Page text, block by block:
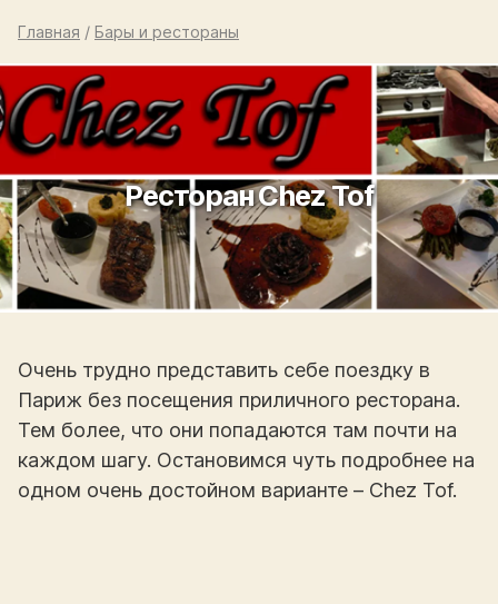
Главная / Бары и рестораны
Ресторан Chez Tof
Очень трудно представить себе поездку в
Париж без посещения приличного ресторана.
Тем более, что они попадаются там почти на
каждом шагу. Остановимся чуть подробнее на
одном очень достойном варианте – Chez Tof.